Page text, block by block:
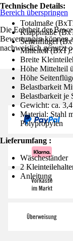
Technische Details:
Totalmaße
Klappmaße
Seitenflügel
Mittelteil (BxT):
Breite
Höhe Mittelteil
Höhe
Belastbarkeit
Belastbarkeit je
Gewicht: ca.
Material: Stahl
Polypropylen
Lieferumfang :
Wäscheständer
2
Anleitung
Bereich überspringen
Die Echtheit der
Bewertungen können
nachweislich genutzt